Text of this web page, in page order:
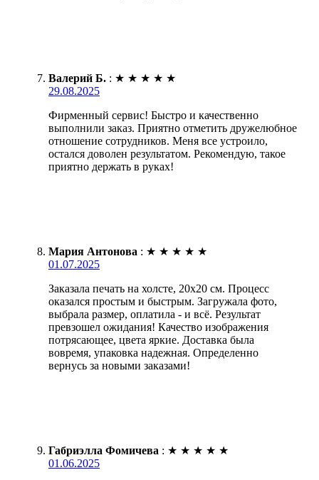
Валерий Б. : ★ ★ ★ ★ ★
29.08.2025
Фирменный сервис! Быстро и качественно
выполнили заказ. Приятно отметить дружелюбное
отношение сотрудников. Меня все устроило,
остался доволен результатом. Рекомендую, такое
приятно держать в руках!
Мария Антонова : ★ ★ ★ ★ ★
01.07.2025
Заказала печать на холсте, 20х20 см. Процесс
оказался простым и быстрым. Загружала фото,
выбрала размер, оплатила - и всё. Результат
превзошел ожидания! Качество изображения
потрясающее, цвета яркие. Доставка была
вовремя, упаковка надежная. Определенно
вернусь за новыми заказами!
Габриэлла Фомичева : ★ ★ ★ ★ ★
01.06.2025